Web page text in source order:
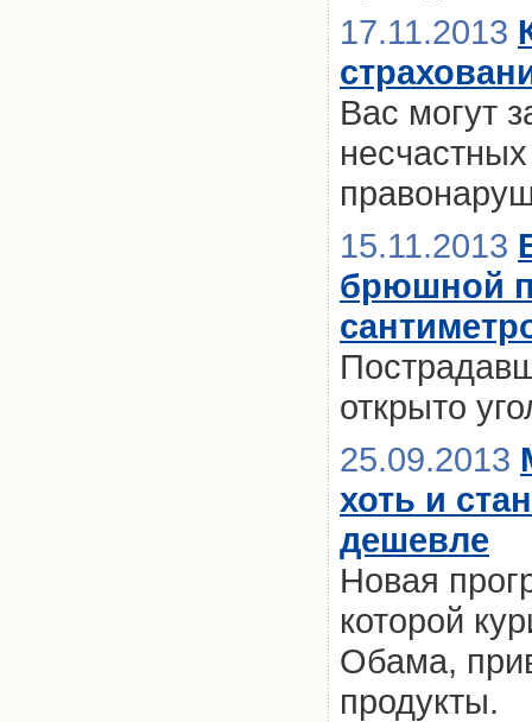
17.11.2013
Вас могут
15.11.2013
брюшной
открыто
25.09.2013
хоть и
дешевле
Новая
которой
Обама,
продукты.